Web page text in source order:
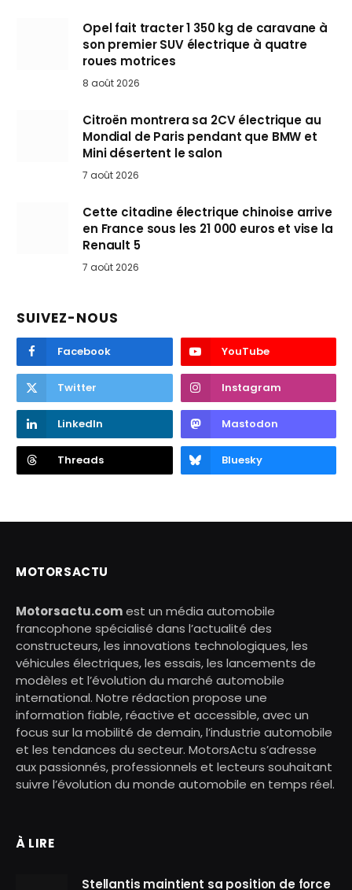
Opel fait tracter 1 350 kg de caravane à
son premier SUV électrique à quatre
roues motrices
8 août 2026
Citroën montrera sa 2CV électrique au
Mondial de Paris pendant que BMW et
Mini désertent le salon
7 août 2026
Cette citadine électrique chinoise arrive
en France sous les 21 000 euros et vise la
Renault 5
7 août 2026
SUIVEZ-NOUS
Facebook YouTube
Twitter Instagram
LinkedIn Mastodon
Threads Bluesky
MOTORSACTU
Motorsactu.comest un média automobile
francophone spécialisé dans l’actualité des
constructeurs, les innovations technologiques, les
véhicules électriques, les essais, les lancements de
modèles et l’évolution du marché automobile
international. Notre rédaction propose une
information fiable, réactive et accessible, avec un
focus sur la mobilité de demain, l’industrie automobile
et les tendances du secteur. MotorsActu s’adresse
aux passionnés, professionnels et lecteurs souhaitant
suivre l’évolution du monde automobile en temps réel.
À LIRE
Stellantis maintient sa position de force